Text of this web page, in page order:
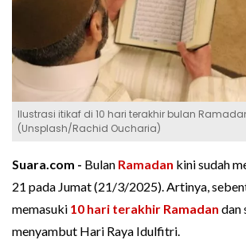
Ilustrasi itikaf di 10 hari terakhir bulan
(Unsplash/Rachid Oucharia)
Suara.com - Bulan Ramadan kini sudah
21 pada Jumat (21/3/2025). Artinya,
memasuki 10 hari terakhir Ramadan dan
menyambut Hari Raya Idulfitri.